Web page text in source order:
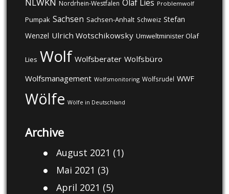
Nordrhein-Westfalen Olaf Lies Problemwolf
Pumpak Sachsen Sachsen-Anhalt Schweiz Stefan
Wenzel Ulrich Wotschikowsky Umweltminister Olaf
Lies Wolf Wolfsberater Wolfsbüro
Wolfsmanagement Wolfsmonitoring Wolfsrudel WWF
Wölfe Wölfe in Deutschland
Archive
August 2021 (1)
Mai 2021 (3)
April 2021 (5)